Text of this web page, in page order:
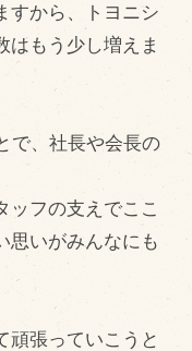
すから、トヨニシ
はもう少し増えま
で、社長や会長の
ッフの支えでここ
思いがみんなにも
頑張っていこうと